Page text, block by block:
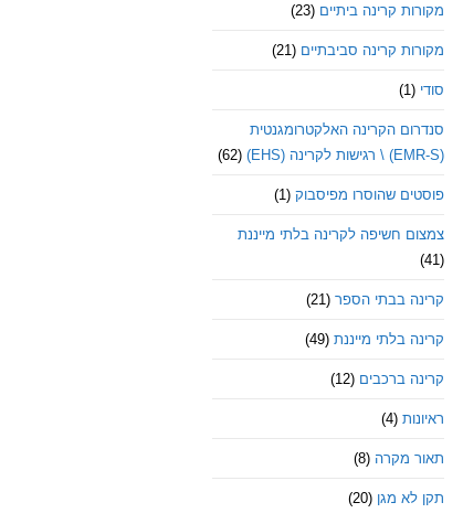
מקורות קרינה ביתיים (23)
מקורות קרינה סביבתיים (21)
סודי (1)
סנדרום הקרינה האלקטרומגנטית
(EMR-S) \ רגישות לקרינה (EHS)
(62)
פוסטים שהוסרו מפיסבוק (1)
צמצום חשיפה לקרינה בלתי מייננת
(41)
קרינה בבתי הספר (21)
קרינה בלתי מייננת (49)
קרינה ברכבים (12)
ראיונות (4)
תאור מקרה (8)
תקן לא מגן (20)